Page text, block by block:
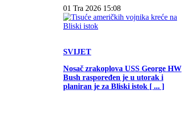
01 Tra 2026 15:08
SVIJET
Nosač zrakoplova USS George HW
Bush raspoređen je u utorak i
planiran je za Bliski istok [ ... ]